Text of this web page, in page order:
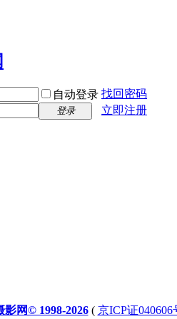
自动登录 找回密码
登录
立即注册
影网© 1998-2026( 京ICP证040606